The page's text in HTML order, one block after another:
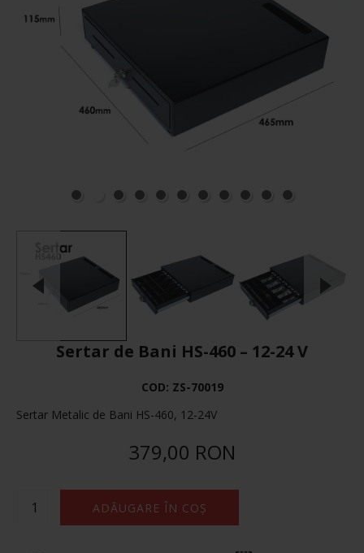
Sertar de Bani HS-460 – 12-24 V
COD: ZS-70019
Sertar Metalic de Bani HS-460, 12-24V
379,00 RON
ADĂUGARE ÎN COȘ